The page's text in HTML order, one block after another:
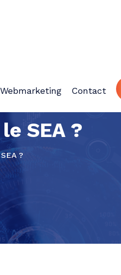
Webmarketing Contact
SEA ?
?